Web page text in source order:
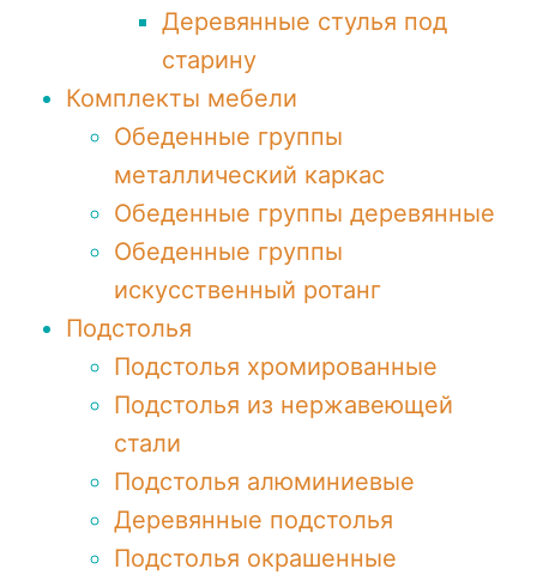
Деревянные стулья под
старину
Комплекты мебели
Обеденные группы
металлический каркас
Обеденные группы деревянные
Обеденные группы
искусственный ротанг
Подстолья
Подстолья хромированные
Подстолья из нержавеющей
стали
Подстолья алюминиевые
Деревянные подстолья
Подстолья окрашенные